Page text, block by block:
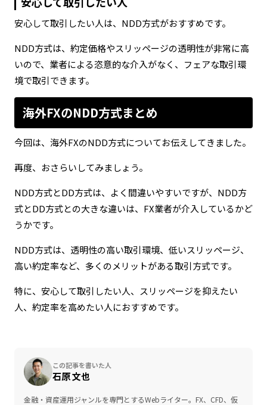
安心して取引したい人は、NDD方式がおすすめです。
NDD方式は、約定価格やスリッページの透明性が非常に高
いので、業者による恣意的な介入がなく、フェアな取引環
境で取引できます。
海外FXのNDD方式まとめ
今回は、海外FXのNDD方式についてお伝えしてきました。
再度、おさらいしてみましょう。
NDD方式とDD方式は、よく間違いやすいですが、NDD方
式とDD方式との大きな違いは、FX業者が介入しているかど
うかです。
NDD方式は、透明性の高い取引環境、低いスリッページ、
高い約定率など、多くのメリットがある取引方式です。
特に、安心して取引したい人、スリッページを抑えたい
人、約定率を高めたい人におすすめです。
この記事を書いた人
石原 文也
金融・資産運用ジャンルを専門とするWebライター。FX、CFD、仮